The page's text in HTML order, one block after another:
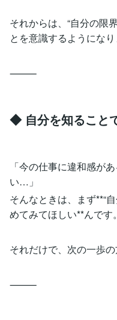
それからは、“自分の限
とを意識するようになり
⸻
◆ 自分を知ること
「今の仕事に違和感が
い…」
そんなときは、まず**“
めてみてほしい**んです。
それだけで、次の一歩の
⸻